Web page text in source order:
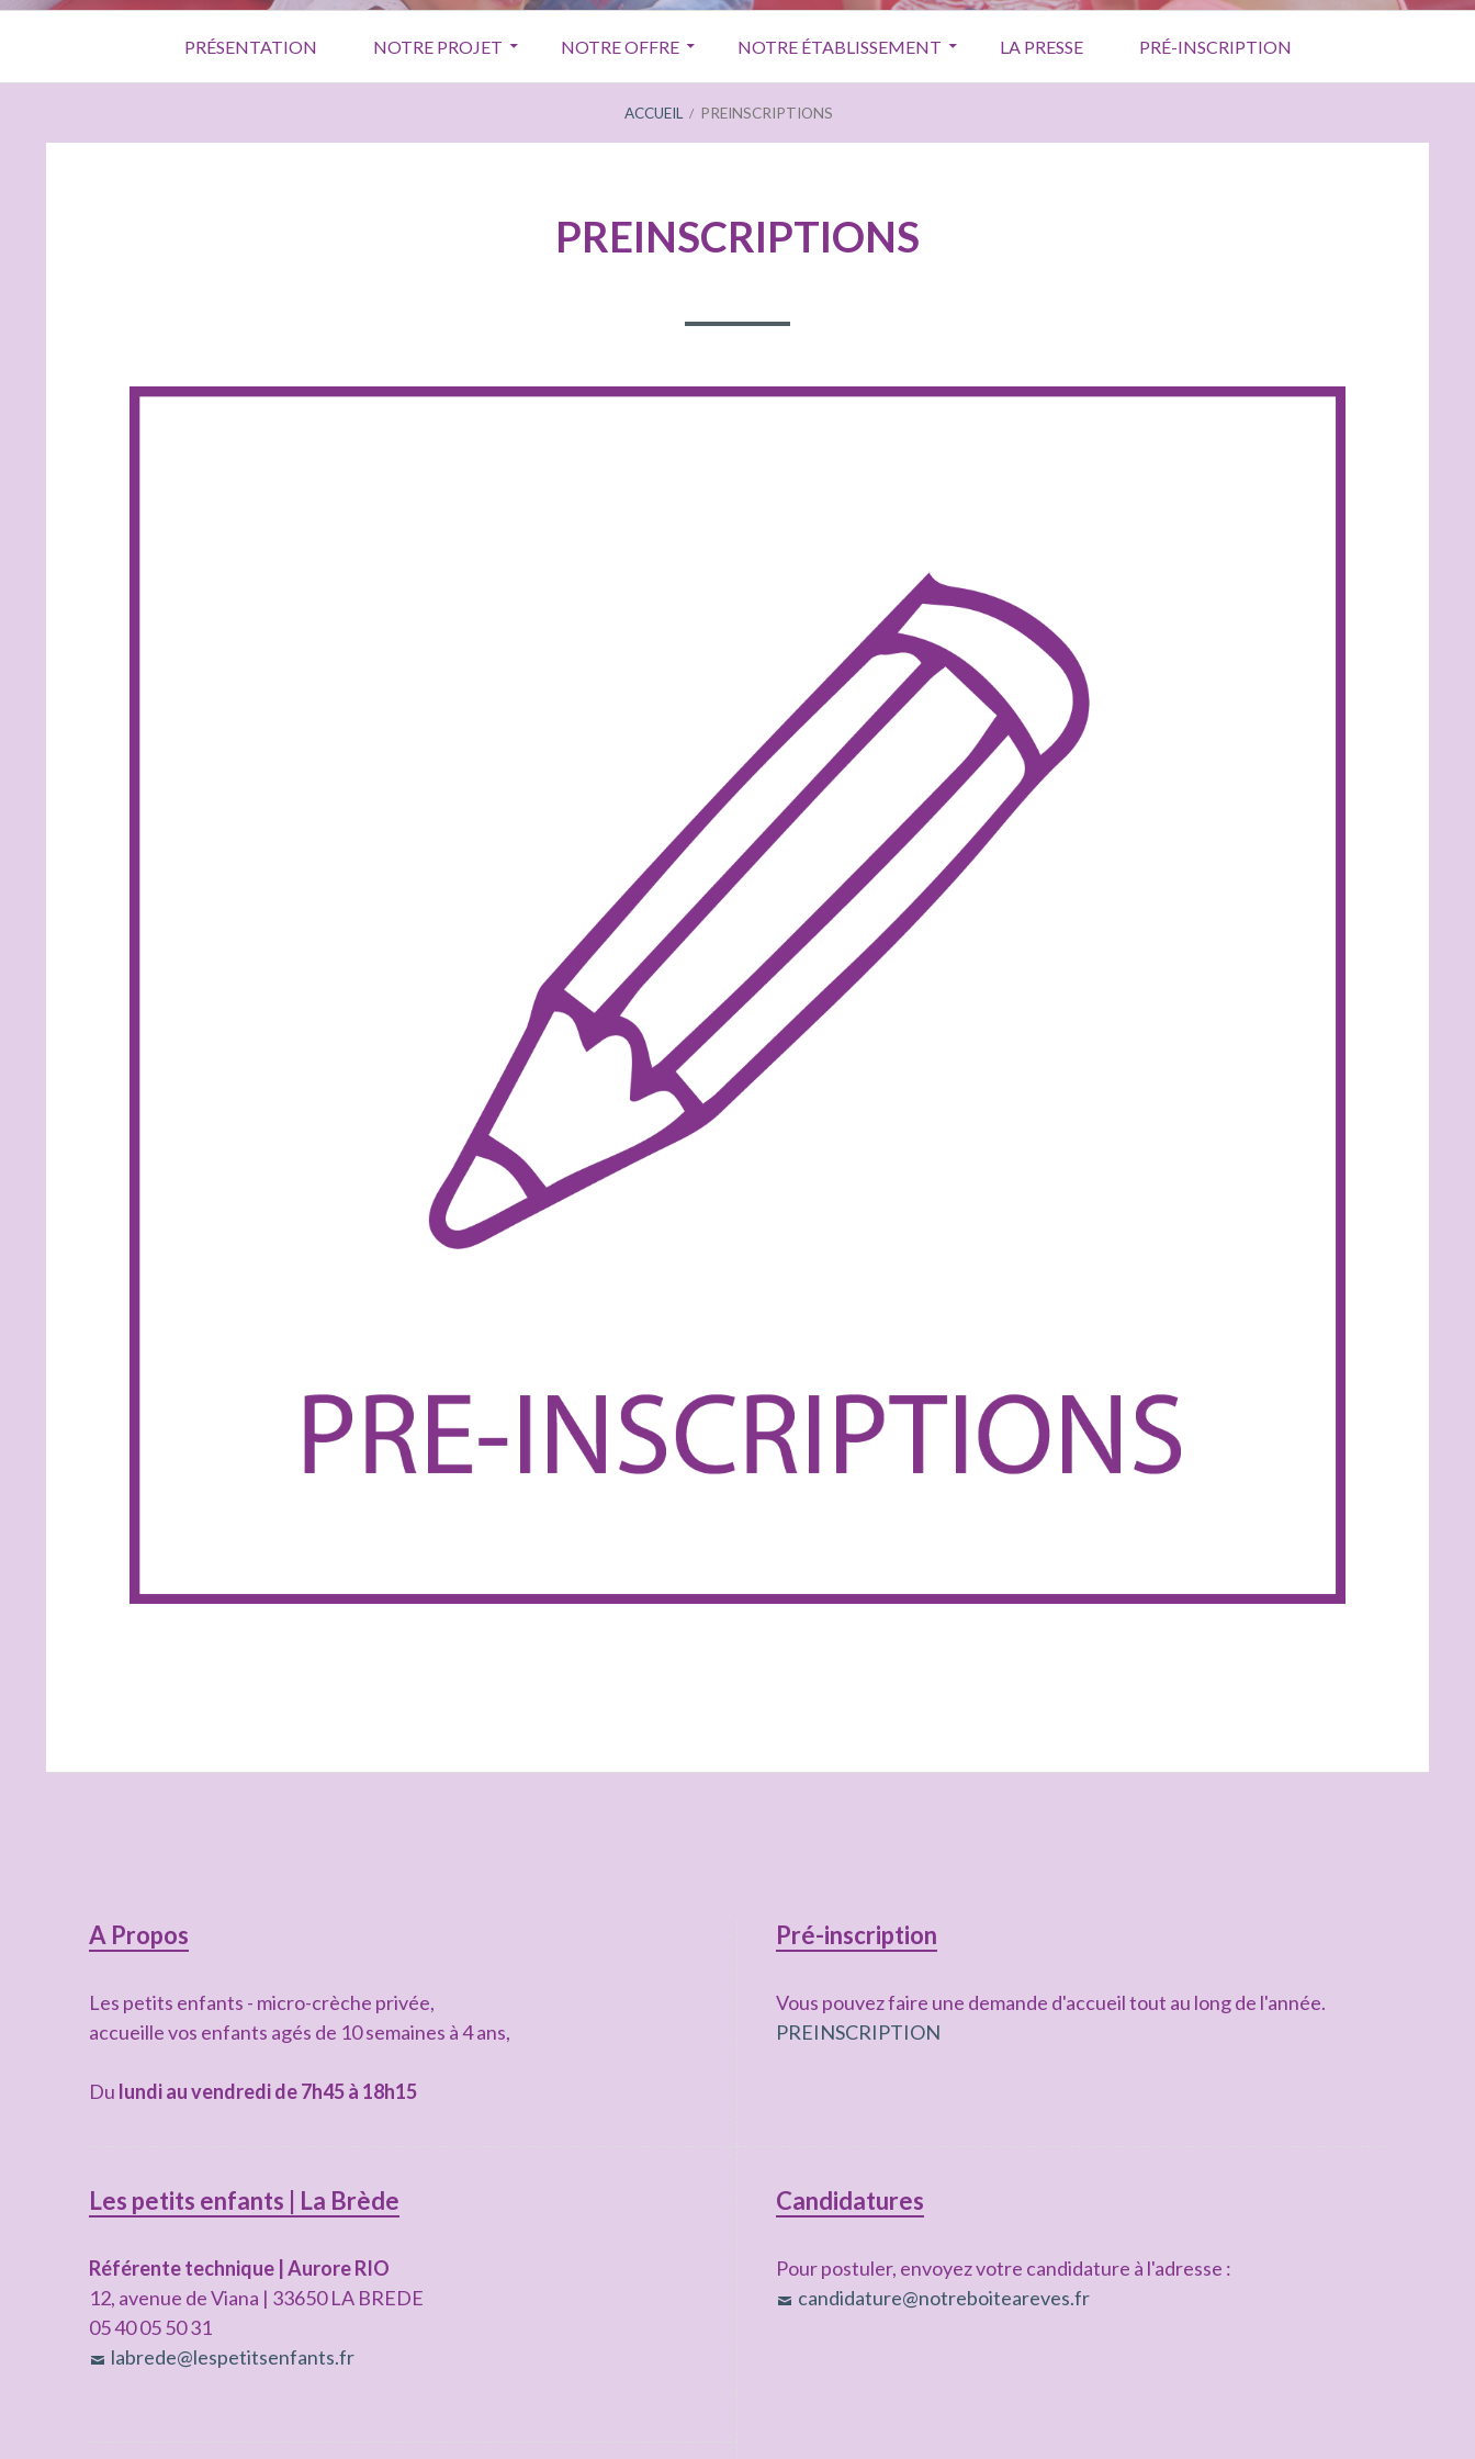
principal
PRÉSENTATION NOTRE PROJET NOTRE OFFRE NOTRE ÉTABLISSEMENT LA PRESSE PRÉ-INSCRIPTION
ACCUEIL PREINSCRIPTIONS
PREINSCRIPTIONS
Colonne
subsidiaire
A Propos
Les petits enfants - micro-crèche privée,
accueille vos enfants agés de 10 semaines à 4 ans,
Du lundi au vendredi de 7h45 à 18h15
Pré-inscription
Vous pouvez faire une demande d'accueil tout au long de l'année.
PREINSCRIPTION
Les petits enfants | La Brède
Référente technique | Aurore RIO
12, avenue de Viana | 33650 LA BREDE
05 40 05 50 31
labrede@lespetitsenfants.fr
Candidatures
Pour postuler, envoyez votre candidature à l'adresse :
candidature@notreboiteareves.fr